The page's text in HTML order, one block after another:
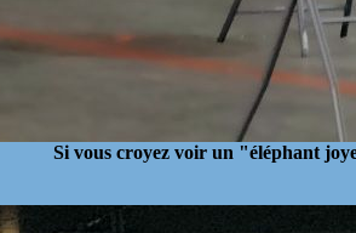
Si vous croyez voir un "éléphant